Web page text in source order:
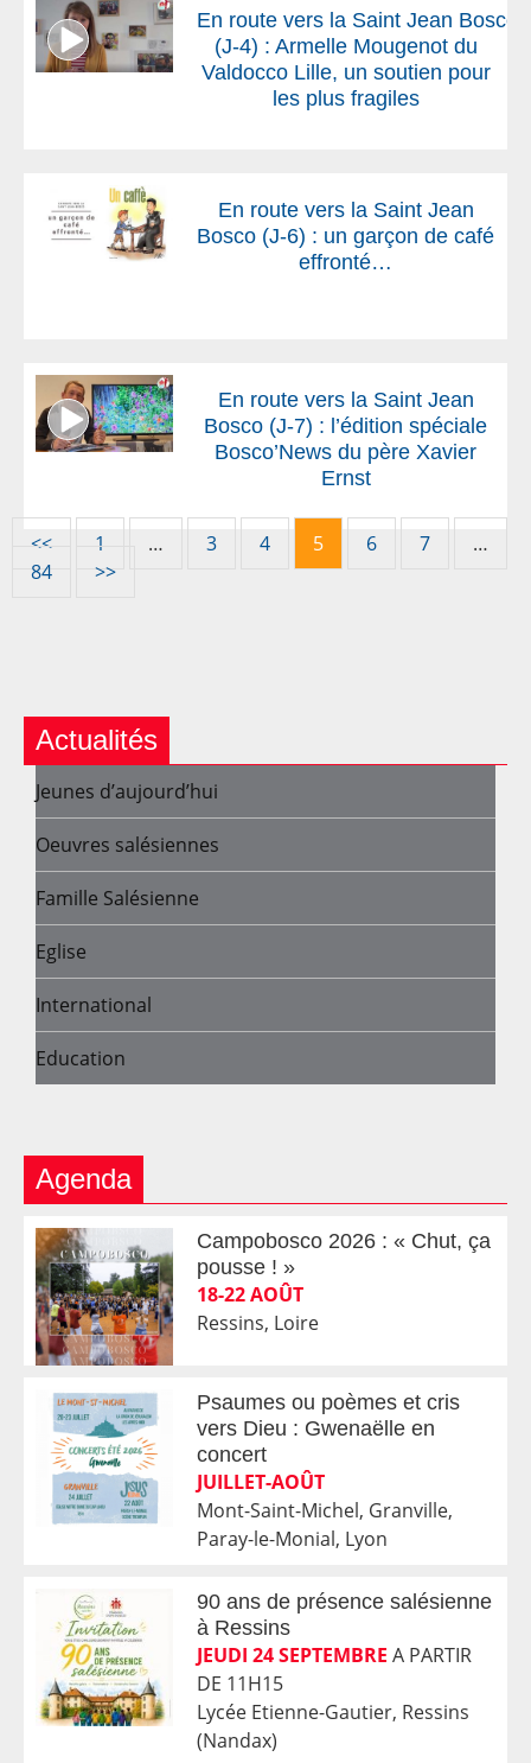
En route vers la Saint Jean Bosco
(J-4) : Armelle Mougenot du
Valdocco Lille, un soutien pour
les plus fragiles
En route vers la Saint Jean
Bosco (J-6) : un garçon de café
effronté…
En route vers la Saint Jean
Bosco (J-7) : l’édition spéciale
Bosco’News du père Xavier
Ernst
<< 1 … 3 4 5 6 7
…
84
>>
Actualités
Jeunes d’aujourd’hui
Oeuvres salésiennes
Famille Salésienne
Eglise
International
Education
Agenda
Campobosco 2026 : « Chut, ça
pousse ! »
18-22 AOÛT
Ressins, Loire
Psaumes ou poèmes et cris
vers Dieu : Gwenaëlle en
concert
JUILLET-AOÛT
Mont-Saint-Michel, Granville,
Paray-le-Monial, Lyon
90 ans de présence salésienne
à Ressins
JEUDI 24 SEPTEMBRE A PARTIR
DE 11H15
Lycée Etienne-Gautier, Ressins
(Nandax)